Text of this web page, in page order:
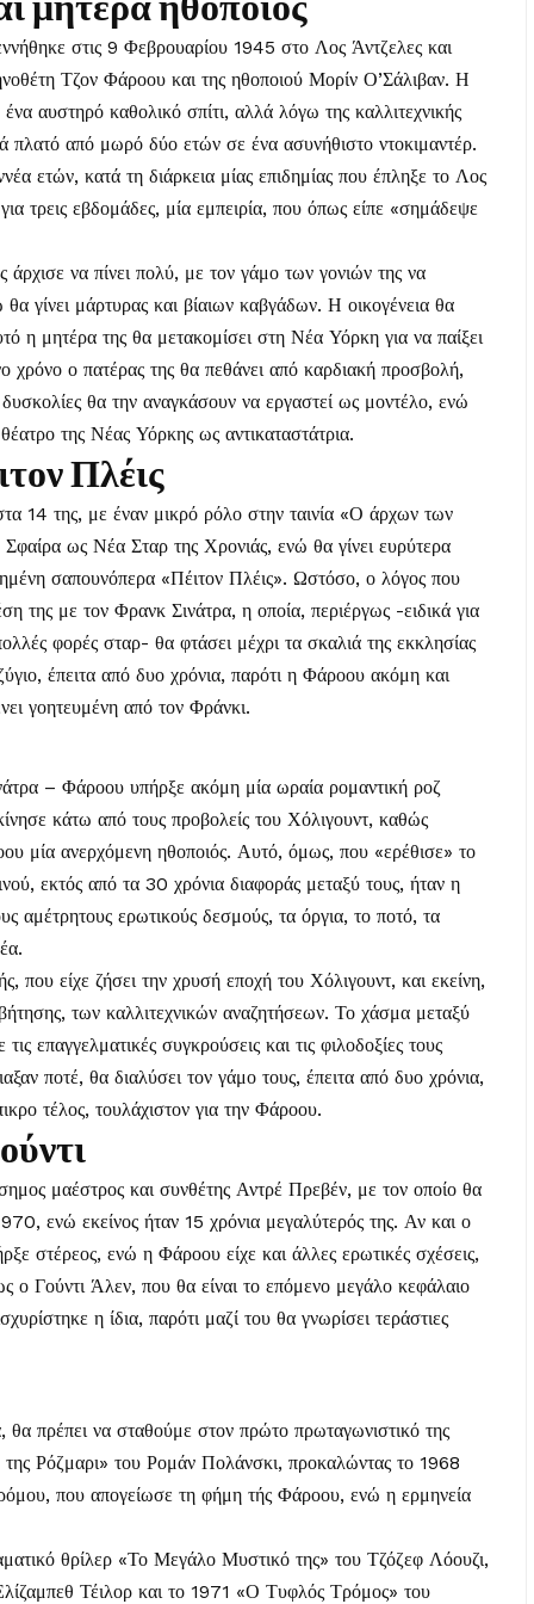
στις 9 Φεβρουαρίου 1945 στο Λος Άντζελες και
Τζον Φάροου και της ηθοποιού Μορίν Ο’Σάλιβαν. Η
αυστηρό καθολικό σπίτι, αλλά λόγω της καλλιτεχνικής
πλατό από μωρό δύο ετών σε ένα ασυνήθιστο ντοκιμαντέρ.
ετών, κατά τη διάρκεια μίας επιδημίας που έπληξε το Λος
τρεις εβδομάδες, μία εμπειρία, που όπως είπε «σημάδεψε
να πίνει πολύ, με τον γάμο των γονιών της να
γίνει μάρτυρας και βίαιων καβγάδων. Η οικογένεια θα
η μητέρα της θα μετακομίσει στη Νέα Υόρκη για να παίξει
ο πατέρας της θα πεθάνει από καρδιακή προσβολή,
θα την αναγκάσουν να εργαστεί ως μοντέλο, ενώ
της Νέας Υόρκης ως αντικαταστάτρια.
Πλέις
14 της, με έναν μικρό ρόλο στην ταινία «Ο άρχων των
ως Νέα Σταρ της Χρονιάς, ενώ θα γίνει ευρύτερα
σαπουνόπερα «Πέιτον Πλέις». Ωστόσο, ο λόγος που
της με τον Φρανκ Σινάτρα, η οποία, περιέργως -ειδικά για
φορές σταρ- θα φτάσει μέχρι τα σκαλιά της εκκλησίας
έπειτα από δυο χρόνια, παρότι η Φάροου ακόμη και
γοητευμένη από τον Φράνκι.
– Φάροου υπήρξε ακόμη μία ωραία ρομαντική ροζ
κάτω από τους προβολείς του Χόλιγουντ, καθώς
μία ανερχόμενη ηθοποιός. Αυτό, όμως, που «ερέθισε» το
εκτός από τα 30 χρόνια διαφοράς μεταξύ τους, ήταν η
αμέτρητους ερωτικούς δεσμούς, τα όργια, το ποτό, τα
που είχε ζήσει την χρυσή εποχή του Χόλιγουντ, και εκείνη,
των καλλιτεχνικών αναζητήσεων. Το χάσμα μεταξύ
επαγγελματικές συγκρούσεις και τις φιλοδοξίες τους
ποτέ, θα διαλύσει τον γάμο τους, έπειτα από δυο χρόνια,
τέλος, τουλάχιστον για την Φάροου.
μαέστρος και συνθέτης Αντρέ Πρεβέν, με τον οποίο θα
ενώ εκείνος ήταν 15 χρόνια μεγαλύτερός της. Αν και ο
στέρεος, ενώ η Φάροου είχε και άλλες ερωτικές σχέσεις,
ο Γούντι Άλεν, που θα είναι το επόμενο μεγάλο κεφάλαιο
η ίδια, παρότι μαζί του θα γνωρίσει τεράστιες
θα πρέπει να σταθούμε στον πρώτο πρωταγωνιστικό της
Ρόζμαρι» του Ρομάν Πολάνσκι, προκαλώντας το 1968
που απογείωσε τη φήμη τής Φάροου, ενώ η ερμηνεία
θρίλερ «Το Μεγάλο Μυστικό της» του Τζόζεφ Λόουζι,
Τέιλορ και το 1971 «Ο Τυφλός Τρόμος» του